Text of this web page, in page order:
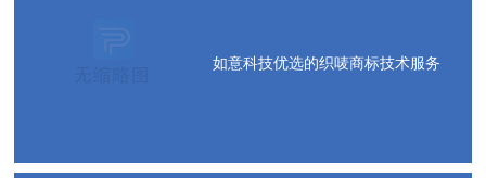
如意科技优选的织唛商标技术服务